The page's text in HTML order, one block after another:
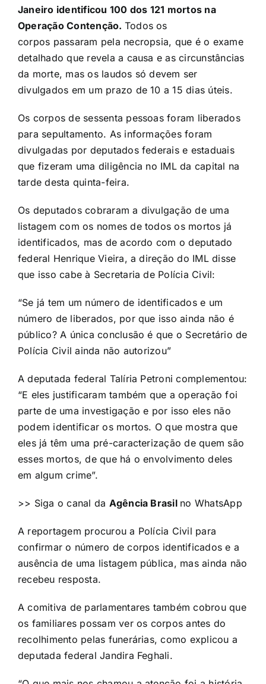
Janeiro identificou 100 dos 121 mortos na
Operação Contenção. Todos os
corpos passaram pela necropsia, que é o exame
detalhado que revela a causa e as circunstâncias
da morte, mas os laudos só devem ser
divulgados em um prazo de 10 a 15 dias úteis.
Os corpos de sessenta pessoas foram liberados
para sepultamento. As informações foram
divulgadas por deputados federais e estaduais
que fizeram uma diligência no IML da capital na
tarde desta quinta-feira.
Os deputados cobraram a divulgação de uma
listagem com os nomes de todos os mortos já
identificados, mas de acordo com o deputado
federal Henrique Vieira, a direção do IML disse
que isso cabe à Secretaria de Polícia Civil:
“Se já tem um número de identificados e um
número de liberados, por que isso ainda não é
público? A única conclusão é que o Secretário de
Polícia Civil ainda não autorizou”
A deputada federal Talíria Petroni complementou:
“E eles justificaram também que a operação foi
parte de uma investigação e por isso eles não
podem identificar os mortos. O que mostra que
eles já têm uma pré-caracterização de quem são
esses mortos, de que há o envolvimento deles
em algum crime”.
>> Siga o canal da Agência Brasil no WhatsApp
A reportagem procurou a Polícia Civil para
confirmar o número de corpos identificados e a
ausência de uma listagem pública, mas ainda não
recebeu resposta.
A comitiva de parlamentares também cobrou que
os familiares possam ver os corpos antes do
recolhimento pelas funerárias, como explicou a
deputada federal Jandira Feghali.